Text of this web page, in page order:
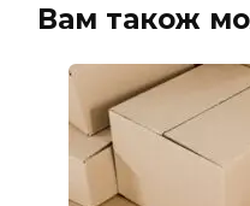
Вам також